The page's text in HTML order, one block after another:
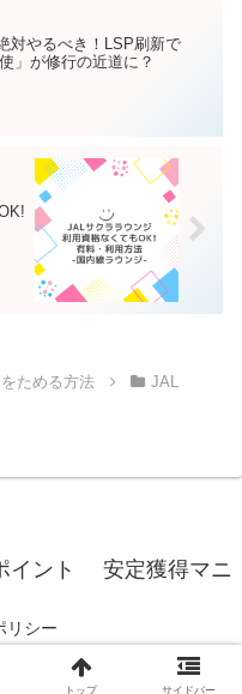
対やるべき！LSP刷新で
」が修行の近道に？
ためる方法
JAL
イント 安定獲得マニ
リシー
ント 安定獲得マニュアル.
トップ サイドバー